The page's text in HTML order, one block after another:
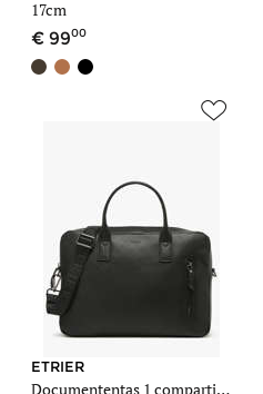
17cm
9900
ETRIER
Documententas 1 compartiment Flèche met 15" laptopvak